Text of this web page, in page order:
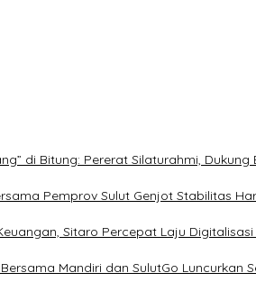
di Bitung: Pererat Silaturahmi,
Pemprov Sulut Genjot Stabilitas
Sitaro Percepat Laju
Mandiri dan SulutGo